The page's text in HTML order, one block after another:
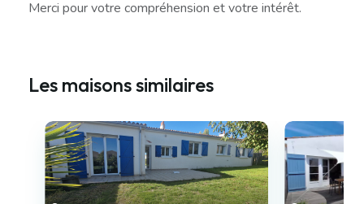
Merci pour votre compréhension et votre intérêt.
Les maisons similaires